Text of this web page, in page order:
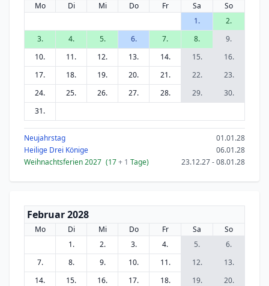
Mo Di Mi Do Fr Sa
So
1.
2.
3.
4. 5. 6. 7. 8.
9.
10.
11. 12. 13. 14. 15.
16.
17.
18. 19. 20. 21. 22.
23.
24.
25. 26. 27. 28. 29.
30.
31.
Neujahrstag
01.01.28
Heilige Drei Könige
06.01.28
Weihnachtsferien 2027 (17+ 1 Tage) 23.12.27 - 08.01.28
Februar 2028
Mo Di Mi Do Fr Sa
So
1.
2. 3. 4. 5.
6.
7.
8. 9. 10. 11. 12.
13.
14.
15. 16. 17. 18. 19.
20.